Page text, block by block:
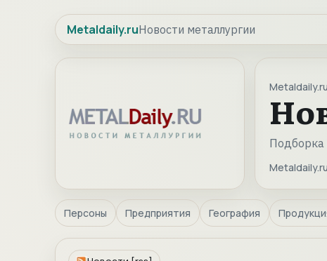
Metaldaily.ruНовости металлургии
Metaldaily.ru
Подборка
Metaldaily.ru
Персоны Предприятия География